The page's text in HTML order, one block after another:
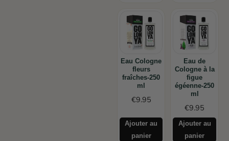
Eau Cologne
fleurs
fraîches-250
ml
€9.95
Ajouter au
panier
Eau de
Cologne à la
figue
égéenne-250
ml
€9.95
Ajouter au
panier